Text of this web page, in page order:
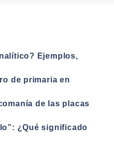
Ejemplos,
de primaria en
de las placas
¿Qué significado